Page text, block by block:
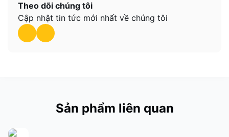
Theo dõi chúng tôi
Cập nhật tin tức mới nhất về chúng tôi
Sản phẩm liên quan